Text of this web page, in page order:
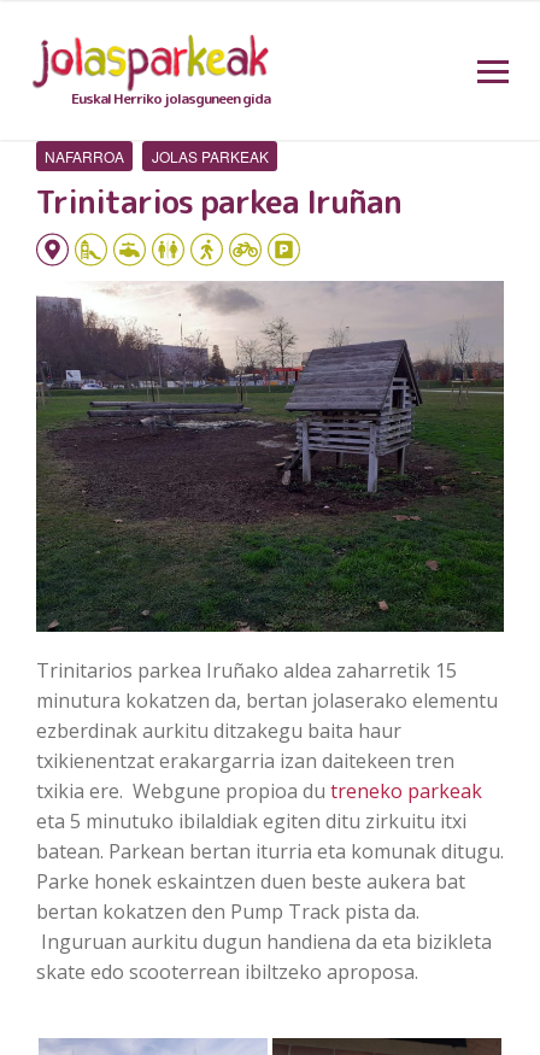
Euskal Herriko jolasguneen gida
NAFARROA JOLAS PARKEAK
Trinitarios parkea Iruñan
Trinitarios parkea Iruñako aldea zaharretik 15
minutura kokatzen da, bertan jolaserako elementu
ezberdinak aurkitu ditzakegu baita haur
txikienentzat erakargarria izan daitekeen tren
txikia ere. Webgune propioa du treneko parkeak
eta 5 minutuko ibilaldiak egiten ditu zirkuitu itxi
batean. Parkean bertan iturria eta komunak ditugu.
Parke honek eskaintzen duen beste aukera bat
bertan kokatzen den Pump Track pista da.
Inguruan aurkitu dugun handiena da eta bizikleta
skate edo scooterrean ibiltzeko aproposa.